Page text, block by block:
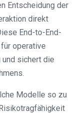
Entscheidung der
direkt
End-to-End-
operative
sichert die
Modelle so zu